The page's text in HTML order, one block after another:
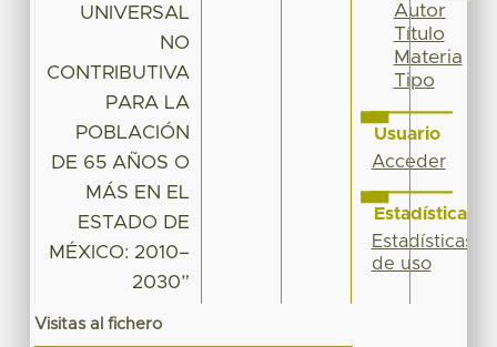
UNIVERSAL
NO
CONTRIBUTIVA
PARA LA
POBLACIÓN
DE 65 AÑOS O
MÁS EN EL
ESTADO DE
MÉXICO: 2010–
2030”
Visitas al fichero
Autor
Título
Materia
Tipo
Usuario
Acceder
Estadísticas
Estadísticas
de uso